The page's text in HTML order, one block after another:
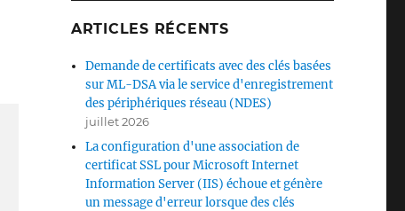
ARTICLES RÉCENTS
Demande de certificats avec des clés basées
sur ML-DSA via le service d'enregistrement
des périphériques réseau (NDES)
juillet 2026
La configuration d'une association de
certificat SSL pour Microsoft Internet
Information Server (IIS) échoue et génère
un message d'erreur lorsque des clés